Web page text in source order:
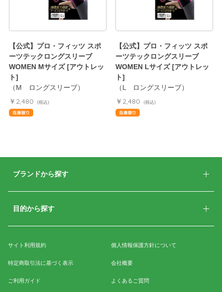
【公式】プロ・フィッツ スポ
ーツテックロングスリーブ
WOMEN Mサイズ [アウトレッ
ト]
（M ロングスリーブ）
￥2,480 (税込)
【公式】プロ・フィッツ スポ
ーツテックロングスリーブ
WOMEN Lサイズ [アウトレッ
ト]
（L ロングスリーブ）
￥2,480 (税込)
ブランドから探す
目的から探す
サイト利用規約
特定商取引法に基づく表示
ご利用ガイド
個人情報保護方針について
会社概要
よくあるご質問